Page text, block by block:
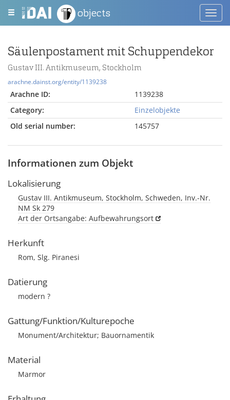
objects
Säulenpostament mit Schuppendekor
Gustav III. Antikmuseum, Stockholm
arachne.dainst.org/entity/1139238
Arachne ID:
1139238
Category:
Einzelobjekte
Old serial number:
145757
Informationen zum Objekt
Lokalisierung
Gustav III. Antikmuseum, Stockholm, Schweden, Inv.-Nr.
NM Sk 279
Art der Ortsangabe: Aufbewahrungsort
Herkunft
Rom, Slg. Piranesi
Datierung
modern ?
Gattung/Funktion/Kulturepoche
Monument/Architektur; Bauornamentik
Material
Marmor